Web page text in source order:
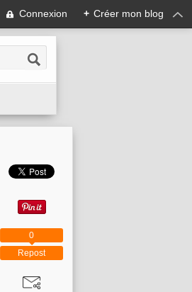
Connexion + Créer mon blog
Repost
0